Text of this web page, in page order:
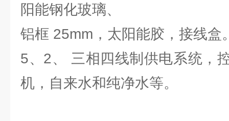
阳能钢化玻璃、
铝框 25mm，太阳能胶，接线盒
5、2、 三相四线制供电系统，
机，自来水和纯净水等。